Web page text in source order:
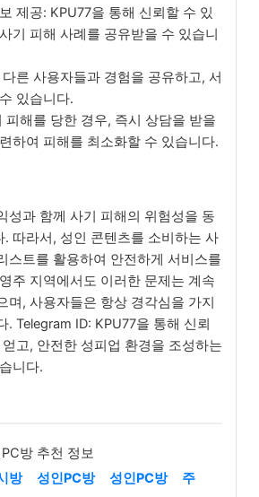
제공: KPU77을 통해 신뢰할 수 있
기 피해 사례를 공유받을 수 있습니
른 사용자들과 경험을 공유하고, 서
있습니다.
피해를 당한 경우, 즉시 상담을 받을
하여 피해를 최소화할 수 있습니다.
성과 함께 사기 피해의 위험성을 동
. 따라서, 성인 콘텐츠를 소비하는 사
스트를 활용하여 안전하게 서비스를
주 지역에서도 이러한 문제는 계속
며, 사용자들은 항상 경각심을 가지
. Telegram ID: KPU77을 통해 신뢰
고, 안전한 성피업 환경을 조성하는
니다.
방 추천 정보
방
성인PC방 성인PC방
주